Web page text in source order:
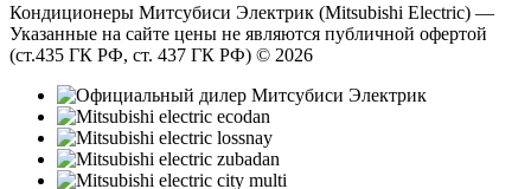
Кондиционеры Митсубиси Электрик (Mitsubishi Electric) —
Указанные на сайте цены не являются публичной офертой
(ст.435 ГК РФ, cт. 437 ГК РФ) © 2026